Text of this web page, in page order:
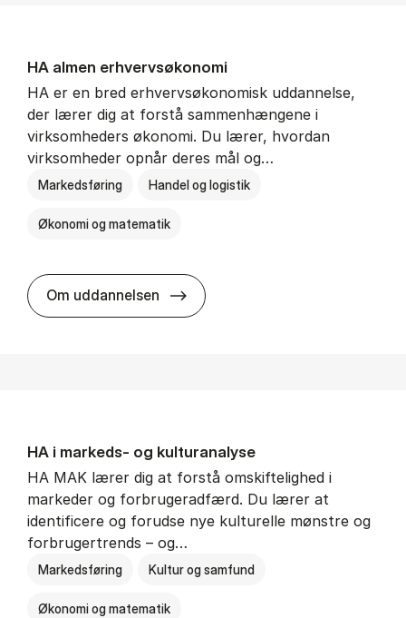
HA al­men erhvervs­økonomi
HA er en bred erhvervsøkonomisk uddannelse,
der lærer dig at forstå sammenhængene i
virksomheders økonomi. Du lærer, hvordan
virksomheder opnår deres mål og…
Markedsføring Handel og logistik
Økonomi og matematik
Om uddannelsen HA al­men erhvervs­økonomi
HA i mar­keds- og kul­tu­r­a­na­ly­se
HA MAK lærer dig at forstå omskiftelighed i
markeder og forbrugeradfærd. Du lærer at
identificere og forudse nye kulturelle mønstre og
forbrugertrends – og…
Markedsføring Kultur og samfund
Økonomi og matematik